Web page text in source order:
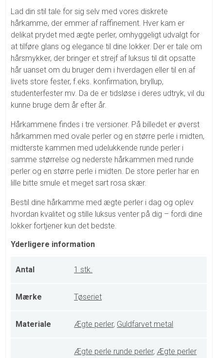
Lad din stil tale for sig selv med vores diskrete
hårkamme, der emmer af raffinement. Hver kam er
delikat prydet med ægte perler, omhyggeligt udvalgt for
at tilføre glans og elegance til dine lokker. Der er tale om
hårsmykker, der bringer et strejf af luksus til dit opsatte
hår uanset om du bruger dem i hverdagen eller til en af
livets store fester, f.eks. konfirmation, bryllup,
studenterfester mv. Da de er tidsløse i deres udtryk, vil du
kunne bruge dem år efter år.
Hårkammene findes i tre versioner. På billedet er øverst
hårkammen med ovale perler og en større perle i midten,
midterste kammen med udelukkende runde perler i
samme størrelse og nederste hårkammen med runde
perler og en større perle i midten. De store perler har en
lille bitte smule et meget sart rosa skær.
Bestil dine hårkamme med ægte perler i dag og oplev
hvordan kvalitet og stille luksus venter på dig – fordi dine
lokker fortjener kun det bedste.
Yderligere information
Antal 1 stk.
Mærke Tøseriet
Materiale Ægte perler, Guldfarvet metal
Ægte perle runde perler,Ægte perler